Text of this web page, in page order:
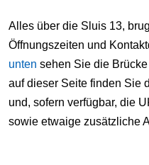
Alles über die Sluis 13,
Öffnungszeiten und
unten sehen Sie die
auf dieser Seite finden Sie
und, sofern verfügbar, die
sowie etwaige zusätzliche